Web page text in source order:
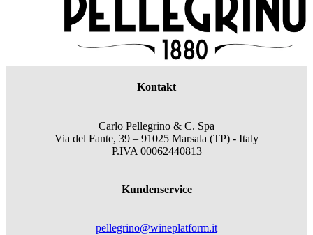
Kontakt
Carlo Pellegrino & C. Spa
Via del Fante, 39 – 91025 Marsala (TP) - Italy
P.IVA 00062440813
Kundenservice
pellegrino@wineplatform.it